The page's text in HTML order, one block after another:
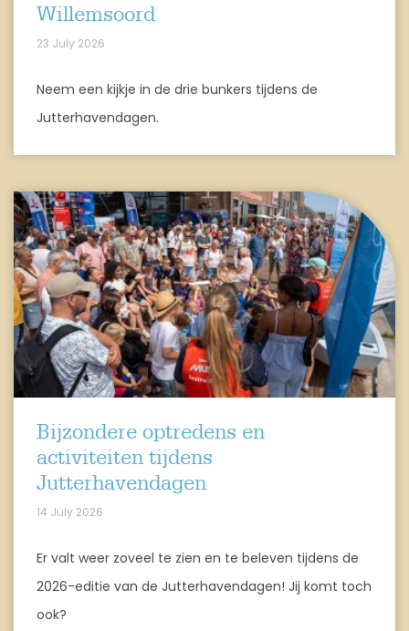
Willemsoord
23 July 2026
Neem een kijkje in de drie bunkers tijdens de
Jutterhavendagen.
Bijzondere optredens en
activiteiten tijdens
Jutterhavendagen
14 July 2026
Er valt weer zoveel te zien en te beleven tijdens de
2026-editie van de Jutterhavendagen! Jij komt toch
ook?